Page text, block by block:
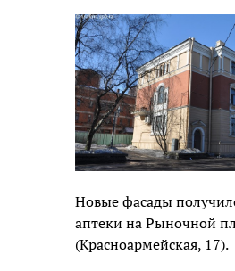
Новые фасады
аптеки на Рыночной
(Красноармейская, 17).